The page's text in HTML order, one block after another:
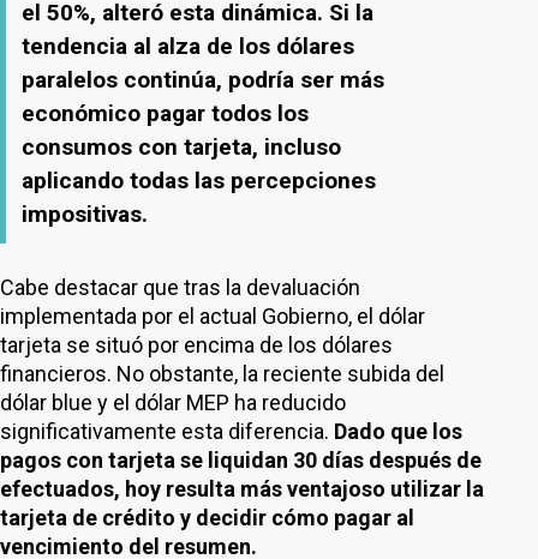
el 50%, alteró esta dinámica. Si la
tendencia al alza de los dólares
paralelos continúa, podría ser más
económico pagar todos los
consumos con tarjeta, incluso
aplicando todas las percepciones
impositivas.
Cabe destacar que tras la devaluación
implementada por el actual Gobierno, el dólar
tarjeta se situó por encima de los dólares
financieros. No obstante, la reciente subida del
dólar blue y el dólar MEP ha reducido
significativamente esta diferencia. Dado que los
pagos con tarjeta se liquidan 30 días después de
efectuados, hoy resulta más ventajoso utilizar la
tarjeta de crédito y decidir cómo pagar al
vencimiento del resumen.